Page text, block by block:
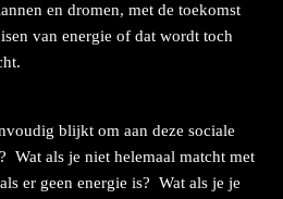
en dromen, met de toekomst
van energie of dat wordt toch
blijkt om aan deze sociale
Wat als je niet helemaal matcht met
er geen energie is? Wat als je je